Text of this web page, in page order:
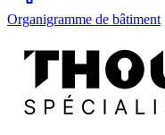
Organigramme de bâtiment